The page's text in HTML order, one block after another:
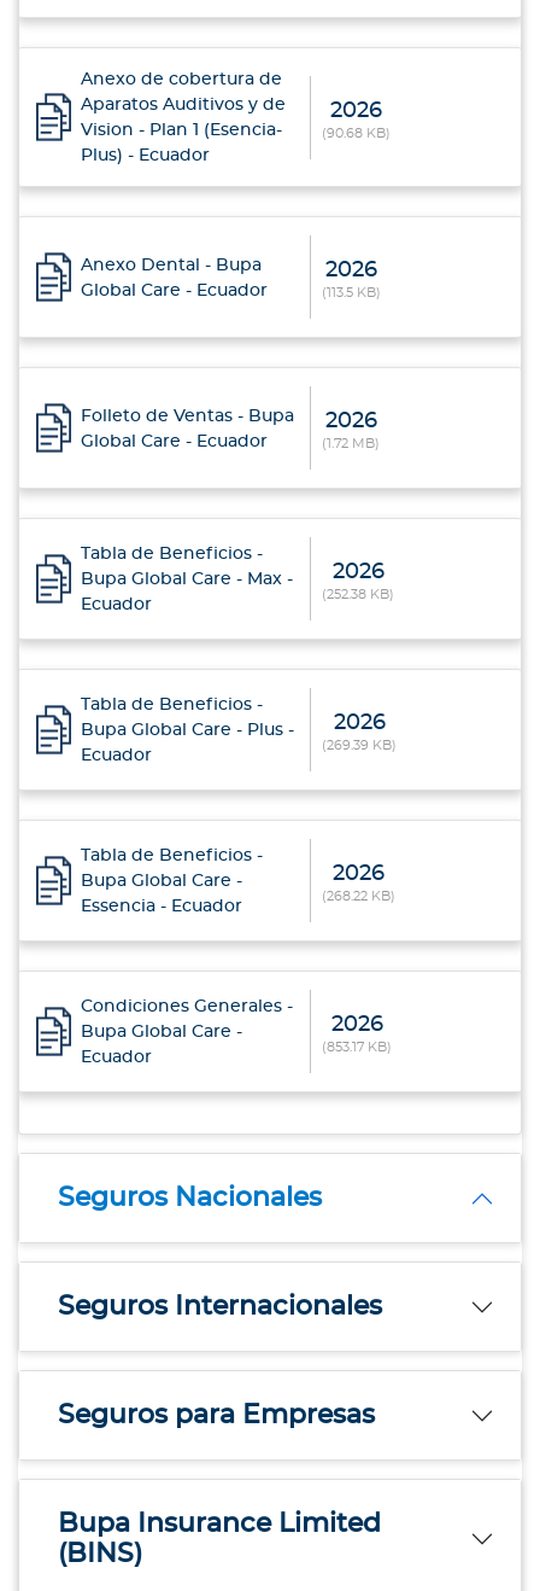
Anexo de cobertura de
Aparatos Auditivos y de
Vision - Plan 1 (Esencia-
Plus) - Ecuador
2026
(90.68 KB)
Anexo Dental - Bupa
Global Care - Ecuador
2026
(113.5 KB)
Folleto de Ventas - Bupa
Global Care - Ecuador
2026
(1.72 MB)
Tabla de Beneficios -
Bupa Global Care - Max -
Ecuador
2026
(252.38 KB)
Tabla de Beneficios -
Bupa Global Care - Plus -
Ecuador
2026
(269.39 KB)
Tabla de Beneficios -
Bupa Global Care -
Essencia - Ecuador
2026
(268.22 KB)
Condiciones Generales -
Bupa Global Care -
Ecuador
2026
(853.17 KB)
Seguros Nacionales
Seguros Internacionales
Seguros para Empresas
Bupa Insurance Limited
(BINS)